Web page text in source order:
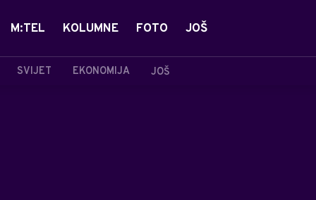
SVIJET EKONOMIJA JOŠ
M:TEL KOLUMNE FOTO JOŠ